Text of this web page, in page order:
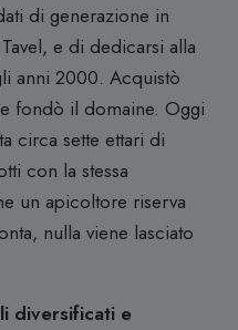
di generazione in
e di dedicarsi alla
anni 2000. Acquistò
fondò il domaine. Oggi
circa sette ettari di
con la stessa
un apicoltore riserva
nulla viene lasciato
diversificati e